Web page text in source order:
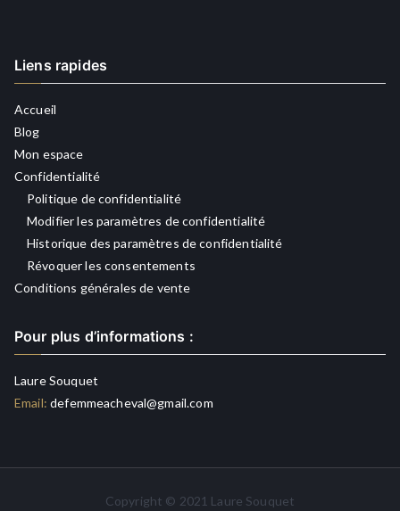
Liens rapides
Accueil
Blog
Mon espace
Confidentialité
Politique de confidentialité
Modifier les paramètres de confidentialité
Historique des paramètres de confidentialité
Révoquer les consentements
Conditions générales de vente
Pour plus d’informations :
Laure Souquet
Email: defemmeacheval@gmail.com
Copyright © 2021 Laure Souquet